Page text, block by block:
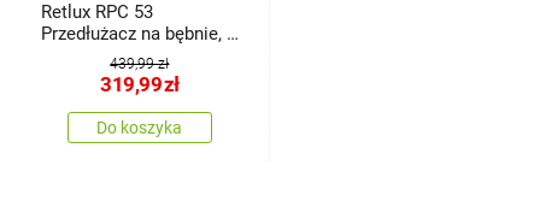
Retlux RPC 53
Przedłużacz na bębnie, 1
gniazdo, 50 m
439,99 zł
319,99zł
Do koszyka